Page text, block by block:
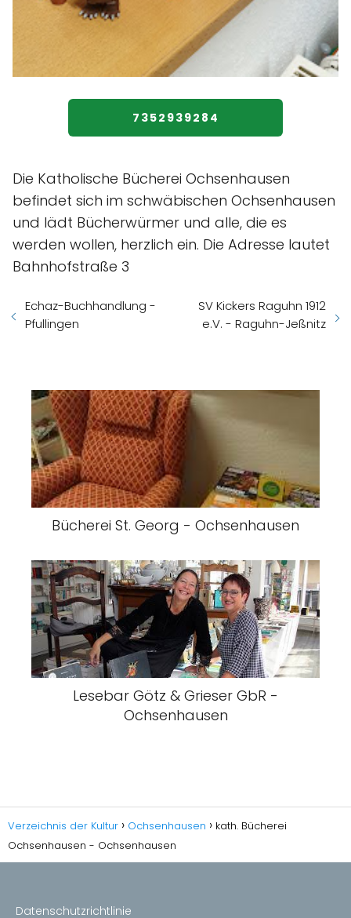
7352939284
Die Katholische Bücherei Ochsenhausen
befindet sich im schwäbischen Ochsenhausen
und lädt Bücherwürmer und alle, die es
werden wollen, herzlich ein. Die Adresse lautet
Bahnhofstraße 3
Echaz-Buchhandlung -
Pfullingen
SV Kickers Raguhn 1912
e.V. - Raguhn-Jeßnitz
Bücherei St. Georg - Ochsenhausen
Lesebar Götz & Grieser GbR -
Ochsenhausen
Verzeichnis der Kultur Ochsenhausen
kath. Bücherei
Ochsenhausen - Ochsenhausen
Datenschutzrichtlinie